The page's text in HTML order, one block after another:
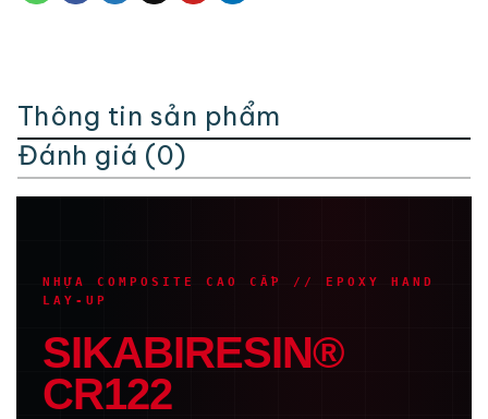
Thông tin sản phẩm
Đánh giá (0)
NHỰA COMPOSITE CAO CẤP // EPOXY HAND
LAY-UP
SIKABIRESIN®
CR122